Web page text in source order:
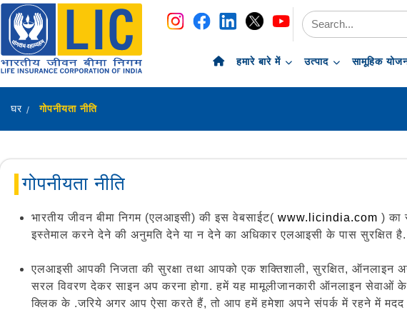
नेविगेशन
सामग्री पर छोड़ें
हमारे बारे में उत्पाद सामूहिक
घर गोपनीयता नीति
गोपनीयता नीति
भारतीय जीवन बीमा निगम (एलआइसी) की इस वेबसाईट( www.licindia.com ) का
इस्तेमाल करने देने की अनुमति देने या न देने का अधिकार एलआइसी के पास सुरक्षित है.
एलआइसी आपकी निजता की सुरक्षा तथा आपको एक शक्तिशाली, सुरक्षित, ऑनलाइन
सरल विवरण देकर साइन अप करना होगा. हमें यह मामूलीजानकारी ऑनलाइन
क्लिक के .जरिये अगर आप ऐसा करते हैं, तो आप हमें हमेशा अपने संपर्क में रहने में